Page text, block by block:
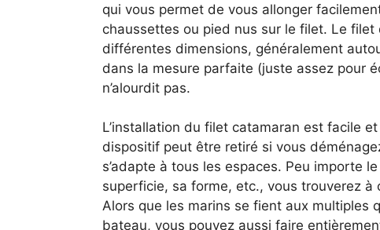
qui vous permet de vous allonger
chaussettes ou pied nus sur le filet. Le
différentes dimensions, généralement
dans la mesure parfaite (juste assez pour
n’alourdit pas.
L’installation du filet catamaran est facile
dispositif peut être retiré si vous
s’adapte à tous les espaces. Peu importe
superficie, sa forme, etc., vous trouverez à
Alors que les marins se fient aux multiples
bateau, vous pouvez aussi faire